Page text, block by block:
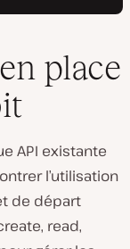
place
API existante
l’utilisation
de départ
read,